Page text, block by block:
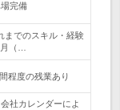
完備
までのスキル・経験
（…
程度の残業あり
社カレンダーによ